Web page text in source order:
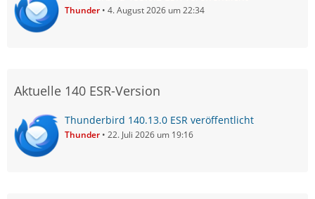
Thunder 4. August 2026 um 22:34
Aktuelle 140 ESR-Version
Thunderbird 140.13.0 ESR veröffentlicht
Thunder 22. Juli 2026 um 19:16